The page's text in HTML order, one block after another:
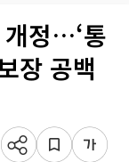
정…‘통
장 공백